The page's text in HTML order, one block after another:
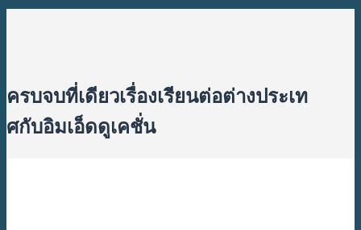
ครบจบที่เดียวเรื่องเรียนต่อต่างประเท
ศกับอิมเอ็ดดูเคชั่น